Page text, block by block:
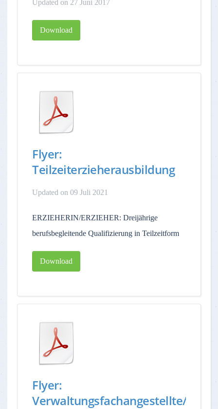
Updated on 27 Juni 2017
Download
Flyer:
Teilzeiterzieherausbildung
Updated on 09 Juli 2021
ERZIEHERIN/ERZIEHER: Dreijährige
berufsbegleitende Qualifizierung in Teilzeitform
Download
Flyer:
Verwaltungsfachangestellte/r